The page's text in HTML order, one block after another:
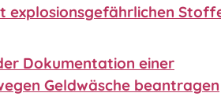
explosionsgefährlichen
Dokumentation einer
Geldwäsche beantragen